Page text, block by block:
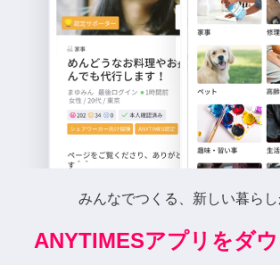
みんなでつくる、新しい暮らし
ANYTIMESアプリをダ